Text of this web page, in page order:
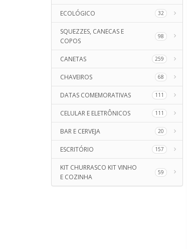
ECOLÓGICO 32
SQUEZZES, CANECAS E
COPOS
98
CANETAS 259
CHAVEIROS 68
DATAS COMEMORATIVAS 111
CELULAR E ELETRÔNICOS 111
BAR E CERVEJA 20
ESCRITÓRIO 157
KIT CHURRASCO KIT VINHO
E COZINHA
59